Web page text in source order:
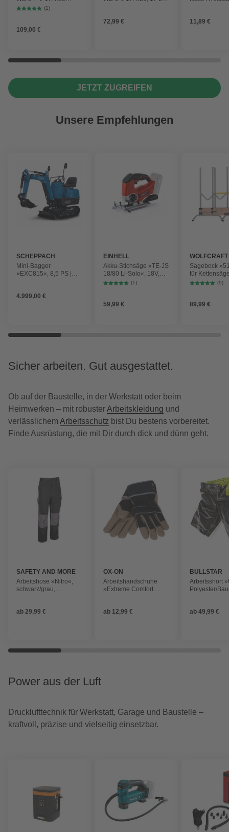
Workshop mit
(1)
109,00 €
72,99 €
4 Stück
11,89 €
JETZT ZUGREIFEN
Unsere Empfehlungen
SCHEPPACH
Mini-Bagger
»EXC815«, 8,5 PS |
Kettenantrieb
4.999,00 €
EINHELL
Akku-Stichsäge »TE-JS
18/80 Li-Solo«, 18V,
2700 (Hübe/min), ohne
(1)
59,99 €
WOLFCRAFT
Sägebock
für
klappbar (9)
89,99 €
Sicher arbeiten. Gut ausgestattet.
Ob auf der Baustelle, in der Werkstatt oder beim
Heimwerken – mit robusterArbeitskleidung und
verlässlichem Arbeitsschutz bist Du bestens vorbereitet.
Finde Ausrüstung, die mit Dir durch dick und dünn geht.
SAFETY AND MORE
Arbeitshose »Nitro«,
schwarz/grau,
ab 29,99 €
OX-ON
Arbeitshandschuhe
»Extreme Comfort
ab 12,99 €
BULLSTAR
Arbeitsshort
Polyester/
ab49,99 €
Power aus der Luft
Drucklufttechnik für Werkstatt, Garage und Baustelle –
kraftvoll, präzise und vielseitig einsetzbar.